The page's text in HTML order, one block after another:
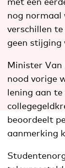
nog normaal
verschillen te
geen stijging
Minister Van
nood vorige
lening aan
beoordeelt
aanmerking